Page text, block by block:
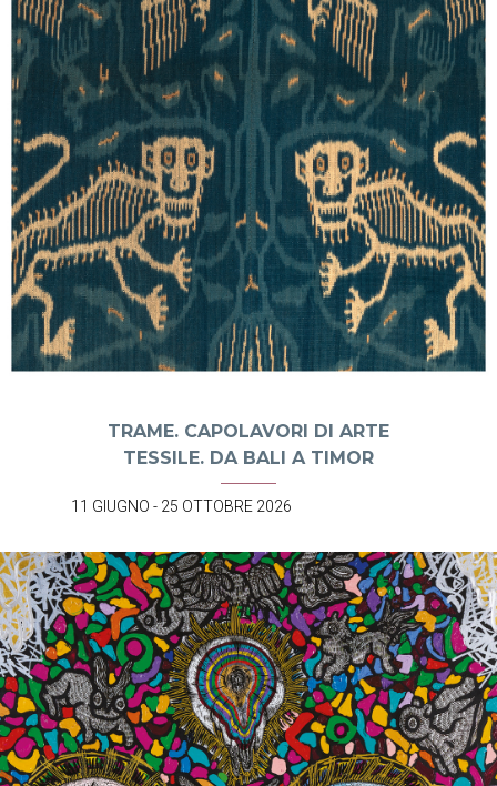
TRAME. CAPOLAVORI DI ARTE
TESSILE. DA BALI A TIMOR
11 GIUGNO - 25 OTTOBRE 2026